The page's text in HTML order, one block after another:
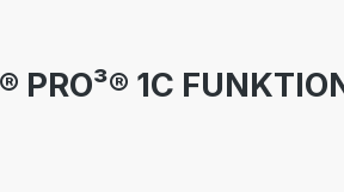
PRO³® 1C